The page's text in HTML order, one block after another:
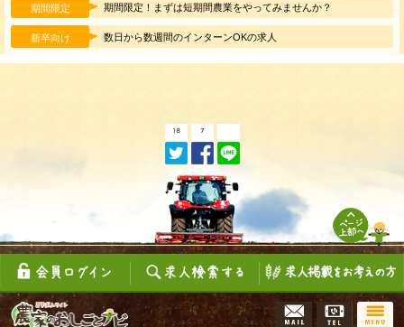
期間限定 期間限定！まずは短期間農業をやってみませんか？
新卒向け 数日から数週間のインターンOKの求人